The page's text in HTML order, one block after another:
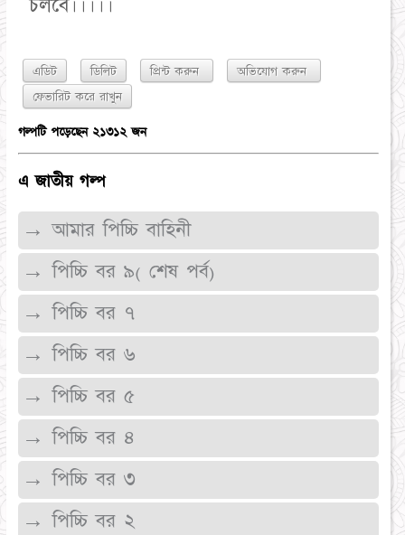
চলবে।।।।।
এডিট ডিলিট প্রিন্ট করুন অভিযোগ করুন
গল্পটি পড়েছেন ২১৩১২ জন
এ জাতীয় গল্প
→ আমার পিচ্চি বাহিনী
→ পিচ্চি বর ৯( শেষ পর্ব)
→ পিচ্চি বর ৭
→ পিচ্চি বর ৬
→ পিচ্চি বর ৫
→ পিচ্চি বর ৪
→ পিচ্চি বর ৩
→ পিচ্চি বর ২